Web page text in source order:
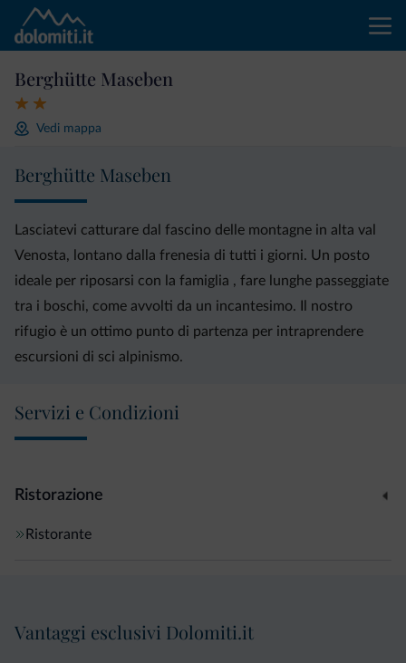
Berghütte Maseben
Vedi mappa
Berghütte Maseben
Lasciatevi catturare dal fascino delle montagne in alta val
Venosta, lontano dalla frenesia di tutti i giorni. Un posto
ideale per riposarsi con la famiglia , fare lunghe passeggiate
tra i boschi, come avvolti da un incantesimo. Il nostro
rifugio è un ottimo punto di partenza per intraprendere
escursioni di sci alpinismo.
Servizi e Condizioni
Ristorazione
Ristorante
Vantaggi esclusivi Dolomiti.it